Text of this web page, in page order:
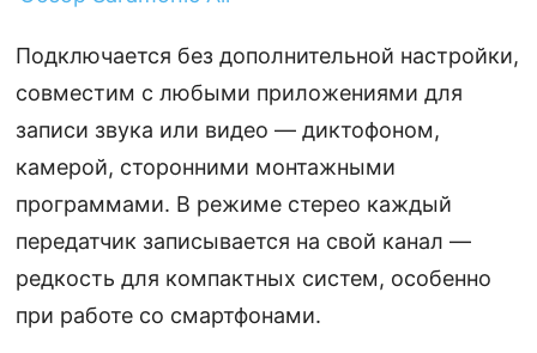
Подключается без дополнительной настройки,
совместим с любыми приложениями для
записи звука или видео — диктофоном,
камерой, сторонними монтажными
программами. В режиме стерео каждый
передатчик записывается на свой канал —
редкость для компактных систем, особенно
при работе со смартфонами.